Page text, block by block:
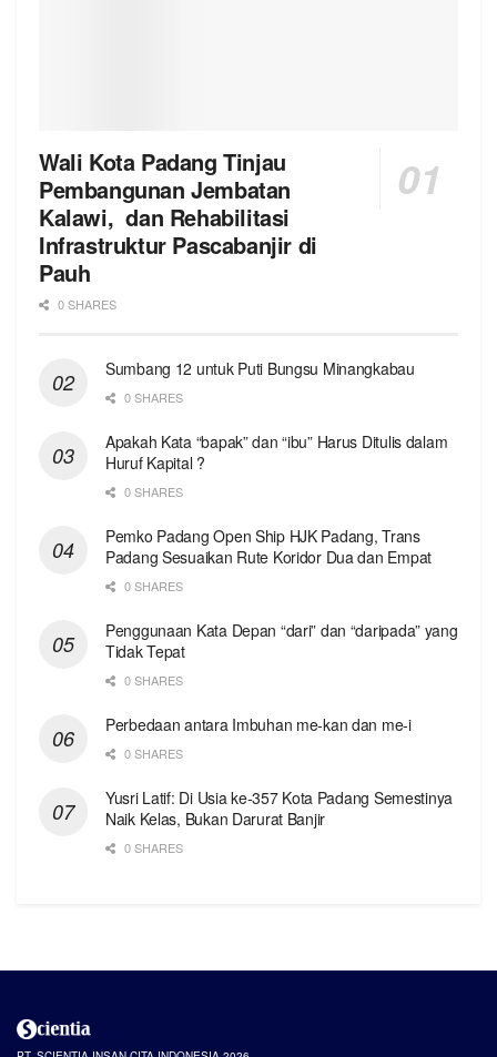
Wali Kota Padang Tinjau
Pembangunan Jembatan
Kalawi, dan Rehabilitasi
Infrastruktur Pascabanjir di
Pauh
0 SHARES
Sumbang 12 untuk Puti Bungsu Minangkabau
0 SHARES
Apakah Kata “bapak” dan “ibu” Harus Ditulis dalam
Huruf Kapital ?
0 SHARES
Pemko Padang Open Ship HJK Padang, Trans
Padang Sesuaikan Rute Koridor Dua dan Empat
0 SHARES
Penggunaan Kata Depan “dari” dan “daripada” yang
Tidak Tepat
0 SHARES
Perbedaan antara Imbuhan me-kan dan me-i
0 SHARES
Yusri Latif: Di Usia ke-357 Kota Padang Semestinya
Naik Kelas, Bukan Darurat Banjir
0 SHARES